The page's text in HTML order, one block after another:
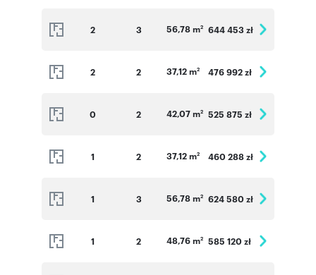
2 3 56,78 m2 644 453 zł
2 2 37,12 m2 476 992 zł
0 2 42,07 m2 525 875 zł
1 2 37,12 m2 460 288 zł
1 3 56,78 m2 624 580 zł
1 2 48,76 m2 585 120 zł